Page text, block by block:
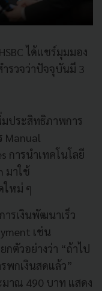
ได้แชร์มุมมอง
ำรวจว่าปัจจุบันมี 3
มประสิทธิภาพการ
Manual
การนำเทคโนโลยี
มาใช้
ใหม่ ๆ
รเงินพัฒนาเร็ว
เช่น
กตัวอย่างว่า “ถ้าไป
พกเงินสดแล้ว”
มาณ 490 บาท แสดง